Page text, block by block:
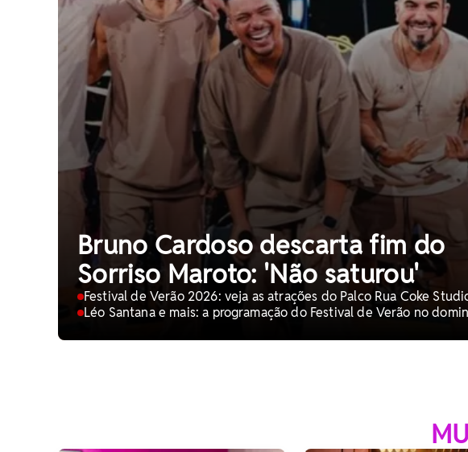
Bruno Cardoso descarta fim do
Sorriso Maroto: 'Não saturou'
Festival de Verão 2026: veja as atrações do Palco Rua Coke
Léo Santana e mais: a programação do Festival de Verão no